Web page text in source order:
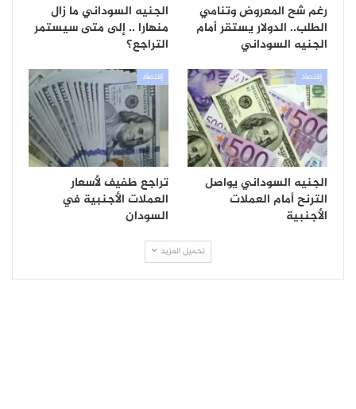
رغم شح المعروض وتنامي
الطلب.. الدولار يستقر أمام
الجنيه السوداني
الجنيه السوداني ما زال
منهارا .. إلى متى سيستمر
التراجع؟
إقتصاد
الجنيه السوداني يواصل
الترنح أمام العملات
الأجنبية
إقتصاد
تراجع طفيف لأسعار
العملات الأجنبية في
السودان
تحميل المزيد